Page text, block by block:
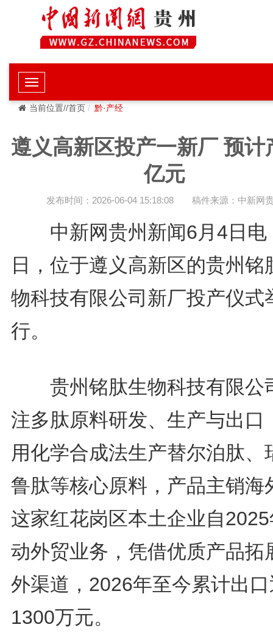
当前位置//首页 黔·产经
遵义高新区投产一新厂 预计
亿元
发布时间：2026-06-04 15:18:08 稿件来源：中新网
中新网贵州新闻6月4日电
日，位于遵义高新区的贵州铭
物科技有限公司新厂投产仪式
行。
贵州铭肽生物科技有限公
注多肽原料研发、生产与出口
用化学合成法生产替尔泊肽、
鲁肽等核心原料，产品主销海
这家红花岗区本土企业自
动外贸业务，凭借优质产品拓
外渠道，2026年至今累计出
1300万元。